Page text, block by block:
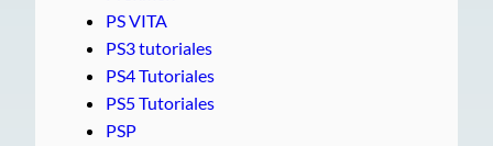
PS VITA
PS3 tutoriales
PS4 Tutoriales
PS5 Tutoriales
PSP